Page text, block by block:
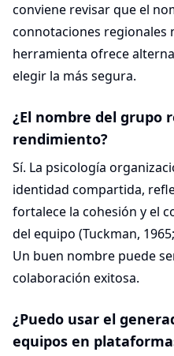
conviene revisar que el
connotaciones regionales
herramienta ofrece
elegir la más segura.
¿El nombre del grupo
rendimiento?
Sí. La psicología
identidad compartida,
fortalece la cohesión y el
del equipo (Tuckman,
Un buen nombre puede
colaboración exitosa.
¿Puedo usar el
equipos en